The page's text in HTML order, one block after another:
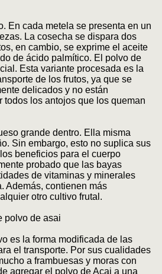
En cada metela se presenta en un
La cosecha se dispara dos
en cambio, se exprime el aceite
de ácido palmítico. El polvo de
Esta variante procesada es la
de los frutos, ya que se
delicados y no están
todos los antojos que los queman
grande dentro. Ella misma
Sin embargo, esto no suplica sus
beneficios para el cuerpo
probado que las bayas
de vitaminas y minerales
Además, contienen más
otro cultivo frutal.
polvo de asai
es la forma modificada de las
el transporte. Por sus cualidades
a frambuesas y moras con
agregar el polvo de Acai a una